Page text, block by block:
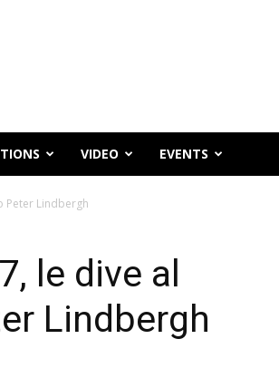
VIDEO EVENTS
Peter Lindbergh
le dive al
Lindbergh